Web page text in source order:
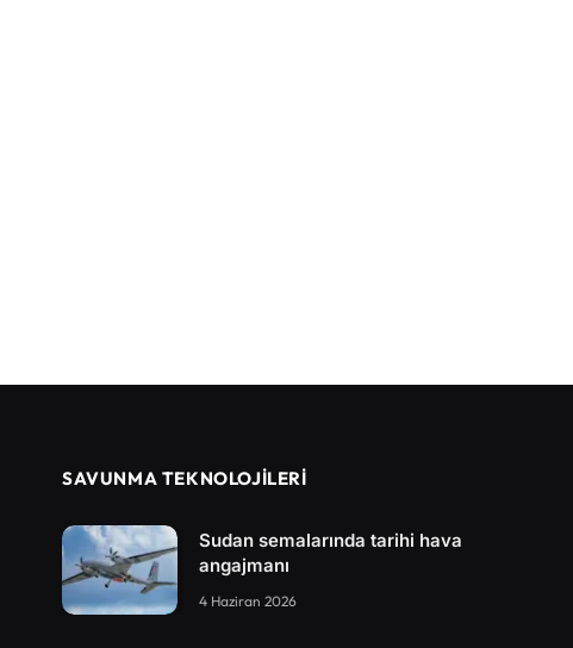
SAVUNMA TEKNOLOJİLERİ
Sudan semalarında tarihi hava
angajmanı
4 Haziran 2026